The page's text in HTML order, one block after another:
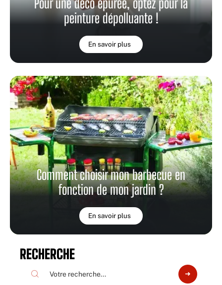
peinture dépolluante !
En savoir plus
Comment choisir mon barbecue en
fonction de mon jardin ?
En savoir plus
RECHERCHE